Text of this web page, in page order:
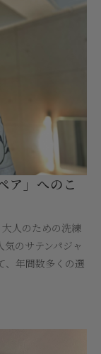
ア」へのこ
人のための洗練
のサテンパジャ
、年間数多くの選